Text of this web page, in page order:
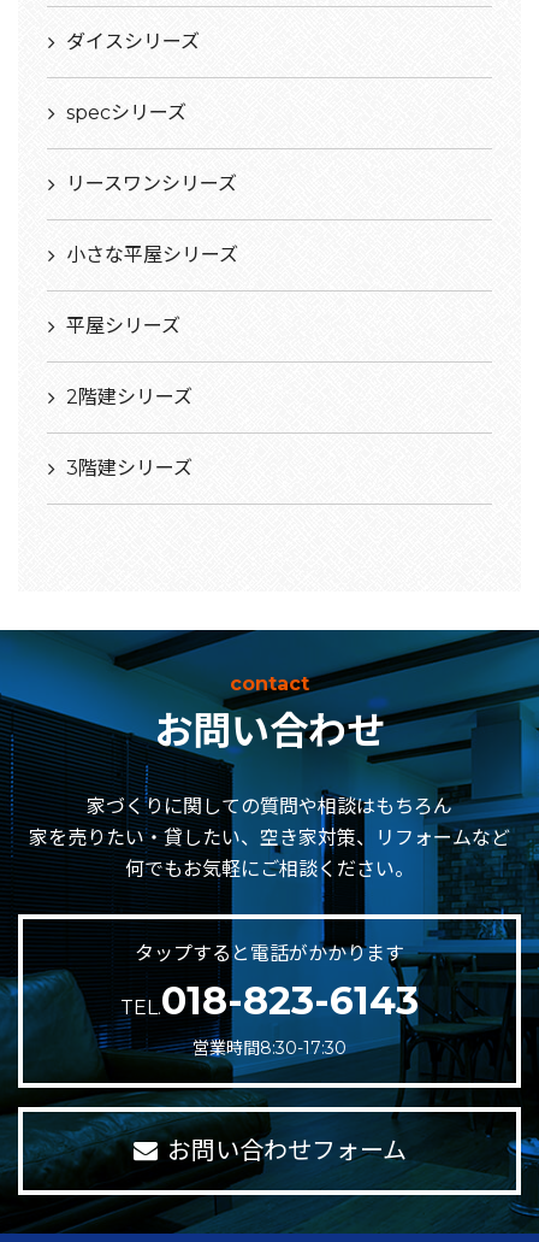
ダイスシリーズ
specシリーズ
リースワンシリーズ
小さな平屋シリーズ
平屋シリーズ
2階建シリーズ
3階建シリーズ
contact
お問い合わせ
家づくりに関しての質問や相談はもちろん
家を売りたい・貸したい、空き家対策、リフォームなど
何でもお気軽にご相談ください。
タップすると電話がかかります
TEL.018-823-6143
営業時間8:30-17:30
お問い合わせフォーム